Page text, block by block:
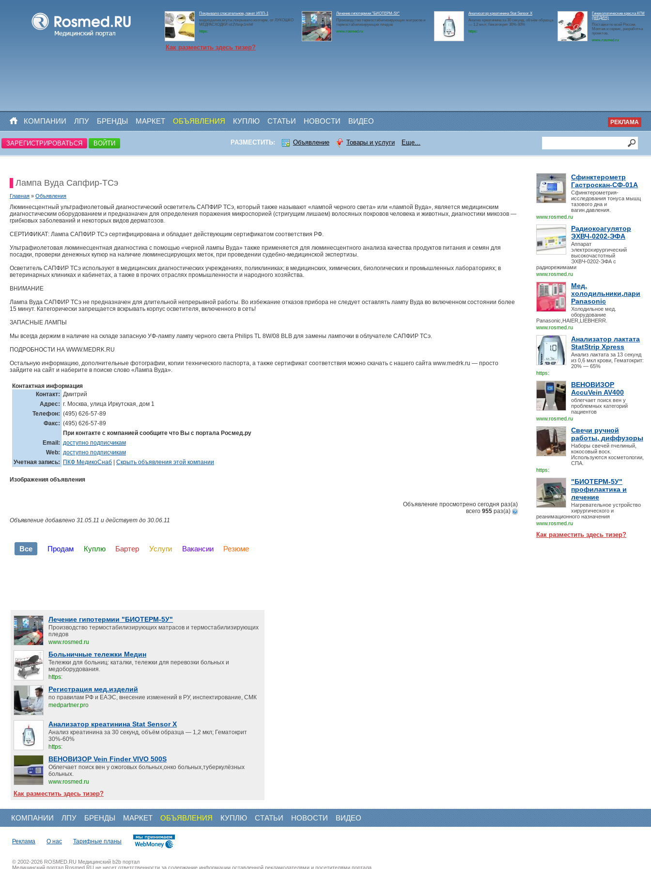
Покрывало спасательное, пакет ИПП-1
медизделия,жгуты,покрывало изотерм. от ЛУКОШКО
МЕДРАСХОДКИ id:2Vtzqx1mhtf
https:
Лечение гипотермии "БИОТЕРМ-5У"
Производство термостабилизирующих матрасов и
термостабилизирующих пледов
www.rosmed.ru
Анализатор креатинина Stat Sensor X
Анализ креатинина за 30 секунд, объём образца
— 1,2 мкл; Гематокрит 30%-60%
https:
Гинекологические кресла КГМ
(МЕДИН)
Поставки по всей России.
Монтаж и сервис, разработка
проектов.
www.rosmed.ru
Как разместить здесь тизер?
КОМПАНИИ ЛПУ БРЕНДЫ МАРКЕТ ОБЪЯВЛЕНИЯ КУПЛЮ СТАТЬИ НОВОСТИ ВИДЕО РЕКЛАМА
ЗАРЕГИСТРИРОВАТЬСЯ ВОЙТИ РАЗМЕСТИТЬ: Объявление Товары и услуги Еще...
Сфинктерометр
Гастроскан-СФ-01А
Сфинктерометрия-
исследования тонуса мышц
тазового дна и
вагин.давления.
www.rosmed.ru
Радиокоагулятор
ЭХВЧ-0202-ЭФА
Аппарат
электрохирургический
высокочастотный
ЭХВЧ-0202-ЭФА с
радиорежимами
www.rosmed.ru
Мед.
холодильники,лари
Panasonic
Холодильное мед.
оборудование
Panasonic,HAIER,LIEBHERR.
www.rosmed.ru
Анализатор лактата
StatStrip Xpress
Анализ лактата за 13 секунд
из 0,6 мкл крови, Гематокрит:
20% — 65%
https:
ВЕНОВИЗОР
AccuVein AV400
облегчает поиск вен у
проблемных категорий
пациентов
www.rosmed.ru
Свечи ручной
работы, диффузоры
Наборы свечей пчелиный,
кокосовый воск.
Используются косметологии,
СПА.
https:
"БИОТЕРМ-5У"
профилактика и
лечение
Нагревательное устройство
хирургического и
реанимационного назначения
www.rosmed.ru
Как разместить здесь тизер?
Лампа Вуда Сапфир-ТСэ
Главная » Объявления
Люминесцентный ультрафиолетовый диагностический осветитель САПФИР ТСэ, который также называют «лампой черного света» или «лампой Вуда», является медицинским
диагностическим оборудованием и предназначен для определения поражения микроспорией (стригущим лишаем) волосяных покровов человека и животных, диагностики микозов —
грибковых заболеваний и некоторых видов дерматозов.
СЕРТИФИКАТ: Лампа САПФИР ТСэ сертифицирована и обладает действующим сертификатом соответствия РФ.
Ультрафиолетовая люминесцентная диагностика с помощью «черной лампы Вуда» также применяется для люминесцентного анализа качества продуктов питания и семян для
посадки, проверки денежных купюр на наличие люминесцирующих меток, при проведении судебно-медицинской экспертизы.
Осветитель САПФИР ТСэ используют в медицинских диагностических учреждениях, поликлиниках; в медицинских, химических, биологических и промышленных лабораториях; в
ветеринарных клиниках и кабинетах, а также в прочих отраслях промышленности и народного хозяйства.
ВНИМАНИЕ
Лампа Вуда САПФИР ТСэ не предназначен для длительной непрерывной работы. Во избежание отказов прибора не следует оставлять лампу Вуда во включенном состоянии более
15 минут. Категорически запрещается вскрывать корпус осветителя, включенного в сеть!
ЗАПАСНЫЕ ЛАМПЫ
Мы всегда держим в наличие на складе запасную УФ-лампу лампу черного света Philips TL 8W/08 BLB для замены лампочки в облучателе САПФИР ТСэ.
ПОДРОБНОСТИ НА WWW.MEDRK.RU
Остальную информацию, дополнительные фотографии, копии технического паспорта, а также сертификат соответствия можно скачать с нашего сайта www.medrk.ru — просто
зайдите на сайт и наберите в поиске слово «Лампа Вуда».
Контактная информация
Контакт: Дмитрий
Адрес: г. Москва, улица Иркутская, дом 1
Телефон: (495) 626-57-89
Факс: (495) 626-57-89
При контакте с компанией сообщите что Вы с портала Росмед.ру
Email: доступно подписчикам
Web: доступно подписчикам
Учетная запись:
ПКФ МедикоСнаб Скрыть объявления этой компании
Изображения объявления
Объявление просмотрено сегодня раз(a)
всего 955 раз(a)
Объявление добавлено 31.05.11 и действует до 30.06.11
Все Продам Куплю Бартер Услуги Вакансии Резюме
Лечение гипотермии "БИОТЕРМ-5У"
Производство термостабилизирующих матрасов и термостабилизирующих
пледов
www.rosmed.ru
Больничные тележки Медин
Тележки для больниц: каталки, тележки для перевозки больных и
медоборудования.
https:
Регистрация мед.изделий
по правилам РФ и ЕАЭС, внесение изменений в РУ, инспектирование, СМК
medpartner.pro
Анализатор креатинина Stat Sensor X
Анализ креатинина за 30 секунд, объём образца — 1,2 мкл; Гематокрит
30%-60%
https:
ВЕНОВИЗОР Vein Finder VIVO 500S
Облегчает поиск вен у ожоговых больных,онко больных,туберкулёзных
больных.
www.rosmed.ru
Как разместить здесь тизер?
КОМПАНИИ ЛПУ БРЕНДЫ МАРКЕТ ОБЪЯВЛЕНИЯ КУПЛЮ СТАТЬИ НОВОСТИ ВИДЕО
Реклама О нас Тарифные планы
© 2002-2026 ROSMED.RU Медицинский b2b портал
Медицинский портал Rosmed.RU не несет ответственности за содержание информации оставленной рекламодателями и посетителями портала.